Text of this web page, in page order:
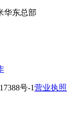
华东总部
号-1营业执照